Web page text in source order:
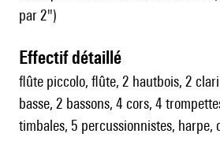
par 2")
effectif détaillé
flûte piccolo, flûte, 2 hautbois, 2
basse, 2 bassons, 4 cors, 4
timbales, 5 percussionnistes, harpe,